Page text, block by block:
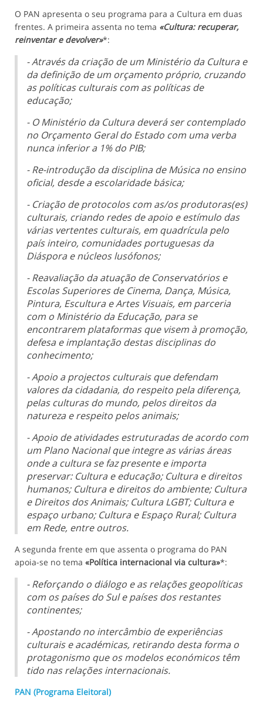
O PAN apresenta o seu programa para a Cultura em duas
frentes. A primeira assenta no tema «Cultura: recuperar,
reinventar e devolver»*:
- Através da criação de um Ministério da Cultura e
da definição de um orçamento próprio, cruzando
as políticas culturais com as políticas de
educação;
- O Ministério da Cultura deverá ser contemplado
no Orçamento Geral do Estado com uma verba
nunca inferior a 1% do PIB;
- Re-introdução da disciplina de Música no ensino
oficial, desde a escolaridade básica;
- Criação de protocolos com as/os produtoras(es)
culturais, criando redes de apoio e estímulo das
várias vertentes culturais, em quadrícula pelo
país inteiro, comunidades portuguesas da
Diáspora e núcleos lusófonos;
- Reavaliação da atuação de Conservatórios e
Escolas Superiores de Cinema, Dança, Música,
Pintura, Escultura e Artes Visuais, em parceria
com o Ministério da Educação, para se
encontrarem plataformas que visem à promoção,
defesa e implantação destas disciplinas do
conhecimento;
- Apoio a projectos culturais que defendam
valores da cidadania, do respeito pela diferença,
pelas culturas do mundo, pelos direitos da
natureza e respeito pelos animais;
- Apoio de atividades estruturadas de acordo com
um Plano Nacional que integre as várias áreas
onde a cultura se faz presente e importa
preservar: Cultura e educação; Cultura e direitos
humanos; Cultura e direitos do ambiente; Cultura
e Direitos dos Animais; Cultura LGBT; Cultura e
espaço urbano; Cultura e Espaço Rural; Cultura
em Rede, entre outros.
A segunda frente em que assenta o programa do PAN
apoia-se no tema «Política internacional via cultura»*:
- Reforçando o diálogo e as relações geopolíticas
com os países do Sul e países dos restantes
continentes;
- Apostando no intercâmbio de experiências
culturais e académicas, retirando desta forma o
protagonismo que os modelos económicos têm
tido nas relações internacionais.
PAN (Programa Eleitoral)